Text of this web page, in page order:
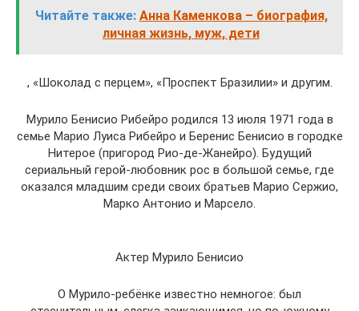
Читайте также: Анна Каменкова – биография,
личная жизнь, муж, дети
, «Шоколад с перцем», «Проспект Бразилии» и другим.
Мурило Бенисио Рибейро родился 13 июля 1971 года в
семье Марио Луиса Рибейро и Беренис Бенисио в городке
Нитерое (пригород Рио-де-Жанейро). Будущий
сериальный герой-любовник рос в большой семье, где
оказался младшим среди своих братьев Марио Сержио,
Марко Антонио и Марсело.
Актер Мурило Бенисио
О Мурило-ребёнке известно немногое: был